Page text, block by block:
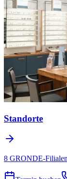
Standorte
8 GRONDE-